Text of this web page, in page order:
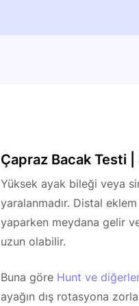
Çapraz Bacak Testi
Yüksek ayak bileği veya
yaralanmadır. Distal
yaparken meydana gelir
uzun olabilir.
Buna göre Hunt ve
ayağın dış rotasyona